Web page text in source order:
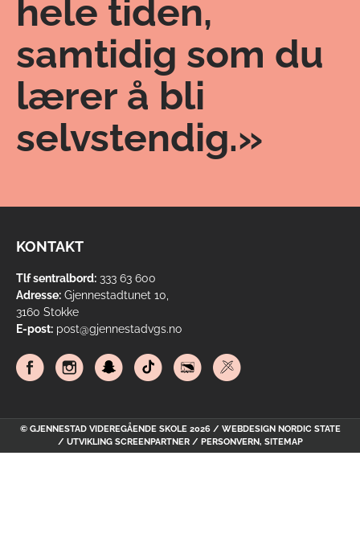
hele tiden,
samtidig som du
lærer å bli
selvstendig.»
KONTAKT
Tlf sentralbord: 333 63 600
Adresse: Gjennestadtunet 10,
3160 Stokke
E-post: post@gjennestadvgs.no
© GJENNESTAD VIDEREGÅENDE SKOLE 2026 / WEBDESIGN NORDIC STATE
/ UTVIKLING SCREENPARTNER/ PERSONVERN, SITEMAP